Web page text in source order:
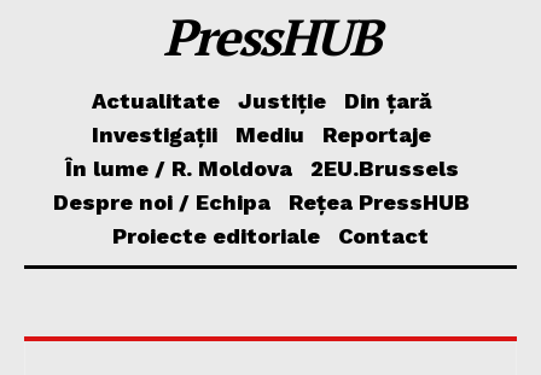
PressHUB
Actualitate Justiție
Din țară
Investigații
Mediu
Reportaje
În lume / R. Moldova
2EU.Brussels
Despre noi / Echipa
Rețea PressHUB
Proiecte editoriale
Contact